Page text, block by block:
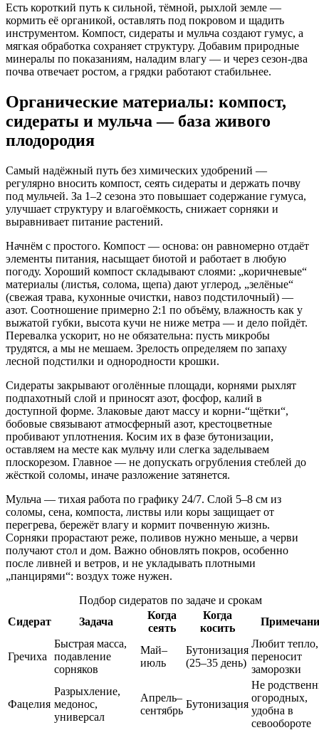
Есть короткий путь к сильной, тёмной, рыхлой земле —
кормить её органикой, оставлять под покровом и щадить
инструментом. Компост, сидераты и мульча создают гумус, а
мягкая обработка сохраняет структуру. Добавим природные
минералы по показаниям, наладим влагу — и через сезон‑два
почва отвечает ростом, а грядки работают стабильнее.
Органические материалы: компост,
сидераты и мульча — база живого
плодородия
Самый надёжный путь без химических удобрений —
регулярно вносить компост, сеять сидераты и держать почву
под мульчей. За 1–2 сезона это повышает содержание гумуса,
улучшает структуру и влагоёмкость, снижает сорняки и
выравнивает питание растений.
Начнём с простого. Компост — основа: он равномерно отдаёт
элементы питания, насыщает биотой и работает в любую
погоду. Хороший компост складывают слоями: „коричневые“
материалы (листья, солома, щепа) дают углерод, „зелёные“
(свежая трава, кухонные очистки, навоз подстилочный) —
азот. Соотношение примерно 2:1 по объёму, влажность как у
выжатой губки, высота кучи не ниже метра — и дело пойдёт.
Перевалка ускорит, но не обязательна: пусть микробы
трудятся, а мы не мешаем. Зрелость определяем по запаху
лесной подстилки и однородности крошки.
Сидераты закрывают оголённые площади, корнями рыхлят
подпахотный слой и приносят азот, фосфор, калий в
доступной форме. Злаковые дают массу и корни-“щётки“,
бобовые связывают атмосферный азот, крестоцветные
пробивают уплотнения. Косим их в фазе бутонизации,
оставляем на месте как мульчу или слегка заделываем
плоскорезом. Главное — не допускать огрубления стеблей до
жёсткой соломы, иначе разложение затянется.
Мульча — тихая работа по графику 24/7. Слой 5–8 см из
соломы, сена, компоста, листвы или коры защищает от
перегрева, бережёт влагу и кормит почвенную жизнь.
Сорняки прорастают реже, поливов нужно меньше, а черви
получают стол и дом. Важно обновлять покров, особенно
после ливней и ветров, и не укладывать плотными
„панцирями“: воздух тоже нужен.
Подбор сидератов по задаче и срокам
Сидерат
Задача
Когда
сеять
Когда
косить
Гречиха
Быстрая масса,
подавление
сорняков
Май–
июль
Бутонизация
(25–35 день)
Любит
переносит
заморозки
Фацелия
Разрыхление,
медонос,
универсал
Апрель–
сентябрь
Бутонизация
Не
огородных,
удобна в
севообороте